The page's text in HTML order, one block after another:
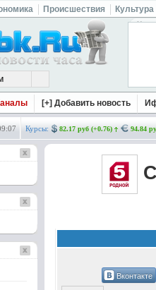
Происшествия Культура
[+] Добавить новость
:07 Курсы: 82.17 руб (+0.76) 94.84
Вконтакте